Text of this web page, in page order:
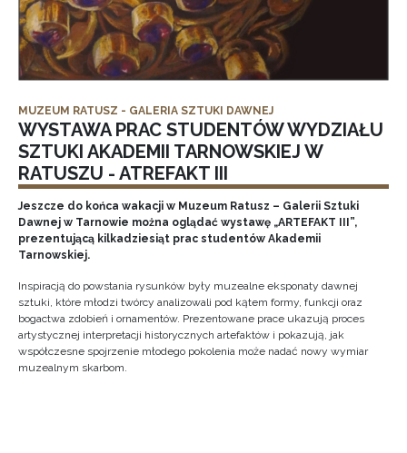
MUZEUM RATUSZ - GALERIA SZTUKI DAWNEJ
WYSTAWA PRAC STUDENTÓW WYDZIAŁU
SZTUKI AKADEMII TARNOWSKIEJ W
RATUSZU - ATREFAKT III
Jeszcze do końca wakacji w Muzeum Ratusz – Galerii Sztuki
Dawnej w Tarnowie można oglądać wystawę „ARTEFAKT III”,
prezentującą kilkadziesiąt prac studentów Akademii
Tarnowskiej.
Inspiracją do powstania rysunków były muzealne eksponaty dawnej
sztuki, które młodzi twórcy analizowali pod kątem formy, funkcji oraz
bogactwa zdobień i ornamentów. Prezentowane prace ukazują proces
artystycznej interpretacji historycznych artefaktów i pokazują, jak
współczesne spojrzenie młodego pokolenia może nadać nowy wymiar
muzealnym skarbom.